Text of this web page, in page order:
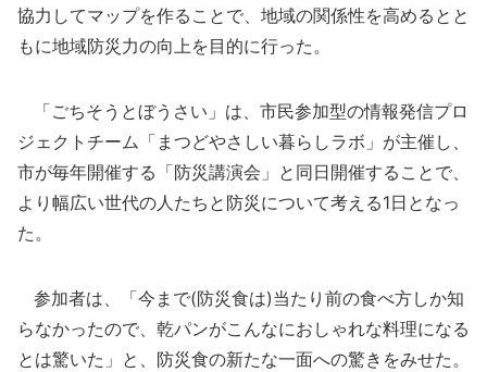
協力してマップを作ることで、地域の関係性を高めるとと
もに地域防災力の向上を目的に行った。
「ごちそうとぼうさい」は、市民参加型の情報発信プロ
ジェクトチーム「まつどやさしい暮らしラボ」が主催し、
市が毎年開催する「防災講演会」と同日開催することで、
より幅広い世代の人たちと防災について考える1日となっ
た。
参加者は、「今まで(防災食は)当たり前の食べ方しか知
らなかったので、乾パンがこんなにおしゃれな料理になる
とは驚いた」と、防災食の新たな一面への驚きをみせた。